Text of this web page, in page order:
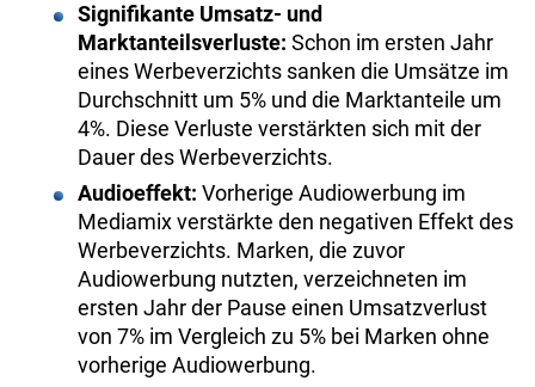
Signifikante Umsatz- und
Marktanteilsverluste: Schon im ersten Jahr
eines Werbeverzichts sanken die Umsätze im
Durchschnitt um 5% und die Marktanteile um
4%. Diese Verluste verstärkten sich mit der
Dauer des Werbeverzichts.
Audioeffekt: Vorherige Audiowerbung im
Mediamix verstärkte den negativen Effekt des
Werbeverzichts. Marken, die zuvor
Audiowerbung nutzten, verzeichneten im
ersten Jahr der Pause einen Umsatzverlust
von 7% im Vergleich zu 5% bei Marken ohne
vorherige Audiowerbung.